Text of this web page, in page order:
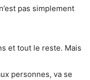
pas simplement
et tout le reste. Mais
personnes, va se